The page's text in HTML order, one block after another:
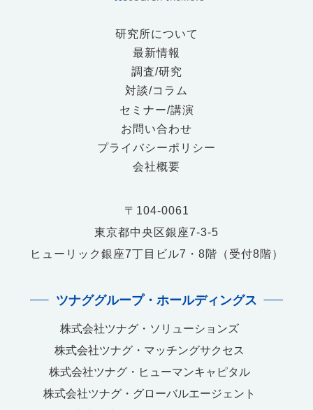
研究所について
最新情報
調査/研究
対談/コラム
セミナー/講演
お問い合わせ
プライバシーポリシー
会社概要
〒104-0061
東京都中央区銀座7-3-5
ヒューリック銀座7丁目ビル7・8階（受付8階）
ツナググループ・ホールディングス
株式会社ツナグ・ソリューションズ
株式会社ツナグ・マッチングサクセス
株式会社ツナグ・ヒューマンキャピタル
株式会社ツナグ・グローバルエージェント